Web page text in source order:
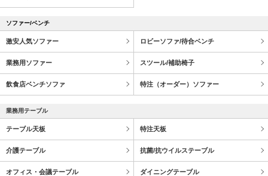
ソファー/ベンチ
激安人気ソファー ロビーソファ/待合ベンチ
業務用ソファー スツール/補助椅子
飲食店ベンチソファ 特注（オーダー）ソファー
業務用テーブル
テーブル天板 特注天板
介護テーブル 抗菌/抗ウイルステーブル
オフィス・会議テーブル ダイニングテーブル